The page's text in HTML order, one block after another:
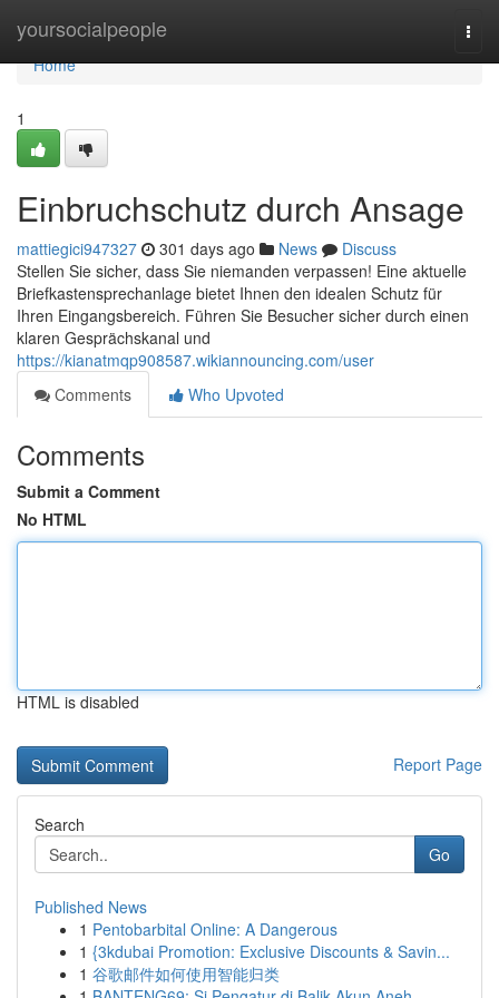
yoursocialpeople
Home
Home
1
Einbruchschutz durch Ansage
mattiegici947327 301 days ago News
Discuss
Stellen Sie sicher, dass Sie niemanden verpassen! Eine aktuelle
Briefkastensprechanlage bietet Ihnen den idealen Schutz für
Ihren Eingangsbereich. Führen Sie Besucher sicher durch einen
klaren Gesprächskanal und
https://kianatmqp908587.wikiannouncing.com/user
Comments
Who Upvoted
Comments
Submit a Comment
No HTML
HTML is disabled
Report Page
Search
Go
Published News
1 Pentobarbital Online: A Dangerous
1 {3kdubai Promotion: Exclusive Discounts & Savin...
1 谷歌邮件如何使用智能归类